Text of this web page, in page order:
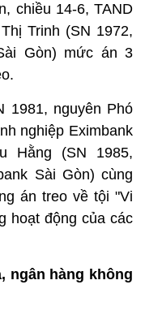
chiều 14-6, TAND
Trinh (SN 1972,
Gòn) mức án 3
1981, nguyên Phó
nghiệp Eximbank
Hằng (SN 1985,
Sài Gòn) cùng
án treo về tội "Vi
hoạt động của các
ngân hàng không